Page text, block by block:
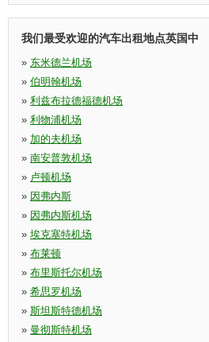
我们最受欢迎的汽车出租地点英国中
» 东米德兰机场
» 伯明翰机场
» 利兹布拉德福德机场
» 利物浦机场
» 加的夫机场
» 南安普敦机场
» 卢顿机场
» 因弗内斯
» 因弗内斯机场
» 埃克塞特机场
» 布莱顿
» 布里斯托尔机场
» 希思罗机场
» 斯坦斯特德机场
» 曼彻斯特机场